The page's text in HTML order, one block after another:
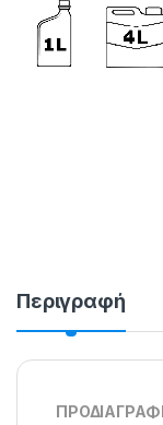
Περιγραφή